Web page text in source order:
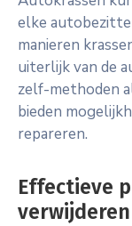
elke
manieren
uiterlijk van de
zelf-methoden
bieden
repareren.
Effectieve
verwijderen